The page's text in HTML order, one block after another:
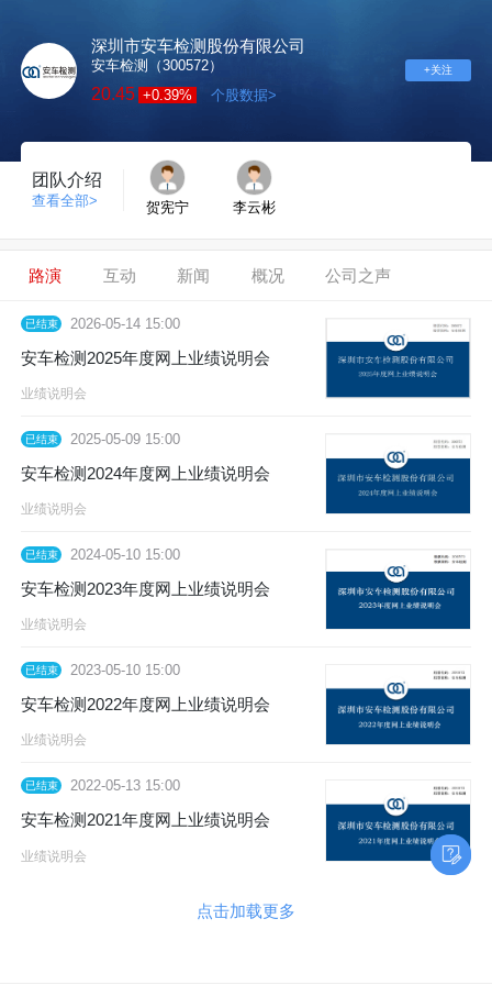
深圳市安车检测股份有限公司
安车检测（300572）
20.45 +0.39% 个股数据>
+关注
团队介绍
查看全部> 贺宪宁 李云彬
路演 互动 新闻 概况 公司之声
已结束 2026-05-14 15:00
安车检测2025年度网上业绩说明会
业绩说明会
已结束 2025-05-09 15:00
安车检测2024年度网上业绩说明会
业绩说明会
已结束 2024-05-10 15:00
安车检测2023年度网上业绩说明会
业绩说明会
已结束 2023-05-10 15:00
安车检测2022年度网上业绩说明会
业绩说明会
已结束 2022-05-13 15:00
安车检测2021年度网上业绩说明会
业绩说明会
点击加载更多